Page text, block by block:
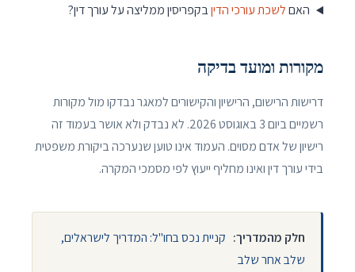
האםלשכת עורכי הדיןבקפריסין ממליצה על עורך דין?
מקורות ומועד בדיקה
דרישות הרישום, הרישיון והקישורים למאגר נבדקו מול מקורות
רשמיים ביום3 באוגוסט 2026
. לא נבדק ולא אושר בעמוד זה
רישיון של אדם מסוים. העמוד אינו טוען שנערכה ביקורת משפטית
בידי עורך דין ואינו מחליף ייעוץ לפי מסמכי המקרה.
חלק מהמדריך: קניית נכס בחו"ל: המדריך לישראלים,
שלב אחר שלב